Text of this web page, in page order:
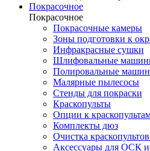
Покрасочное
Покрасочное
Покрасочные камеры
Зоны подготовки к
Инфракрасные сушки
Шлифовальные
Полировальные
Малярные пылесосы
Стенды для покраски
Краскопульты
Опции к
Комплекты дюз
Очистка
Аксессуары для ОСК и